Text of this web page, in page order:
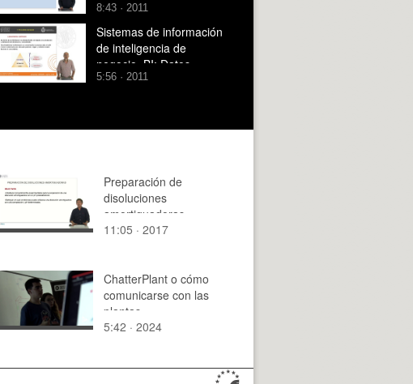
8:43 · 2011
Sistemas de información
de inteligencia de
negocio, BI: Datos,
Información y
5:56 · 2011
Preparación de
disoluciones
amortiguadoras.
11:05 · 2017
ChatterPlant o cómo
comunicarse con las
plantas
5:42 · 2024